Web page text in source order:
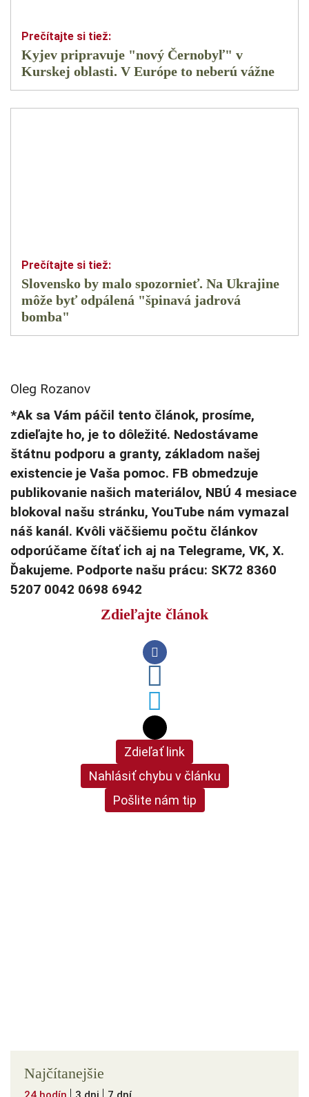
Kyjev pripravuje "nový Černobyľ" v
Kurskej oblasti. V Európe to neberú vážne
Slovensko by malo spozornieť. Na Ukrajine
môže byť odpálená "špinavá jadrová
bomba"
Oleg Rozanov
*Ak sa Vám páčil tento článok, prosíme,
zdieľajte ho, je to dôležité. Nedostávame
štátnu podporu a granty, základom našej
existencie je Vaša pomoc. FB obmedzuje
publikovanie našich materiálov, NBÚ 4 mesiace
blokoval našu stránku, YouTube nám vymazal
náš kanál. Kvôli väčšiemu počtu článkov
odporúčame čítať ich aj na Telegrame, VK, X.
Ďakujeme. Podporte našu prácu: SK72 8360
5207 0042 0698 6942
Zdieľajte článok
Zdieľať link
Nahlásiť chybu v článku
Pošlite nám tip
Najčítanejšie